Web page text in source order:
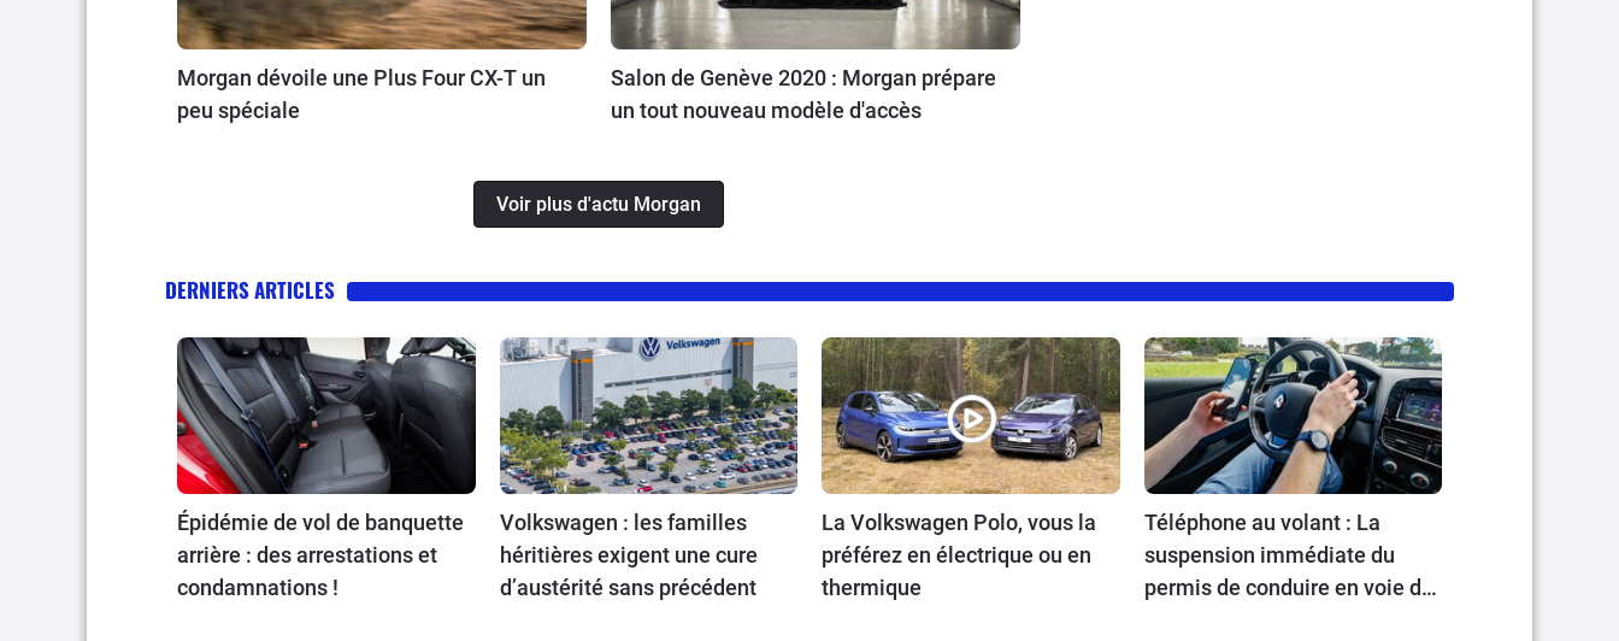
Morgan dévoile une Plus Four CX-T un
peu spéciale
Salon de Genève 2020 : Morgan prépare
un tout nouveau modèle d'accès
Voir plus d'actu Morgan
DERNIERS ARTICLES
Épidémie de vol de banquette
arrière : des arrestations et
condamnations !
Volkswagen : les familles
héritières exigent une cure
d’austérité sans précédent
La Volkswagen Polo, vous la
préférez en électrique ou en
thermique
Téléphone au volant : La
suspension immédiate du
permis de conduire en voie de